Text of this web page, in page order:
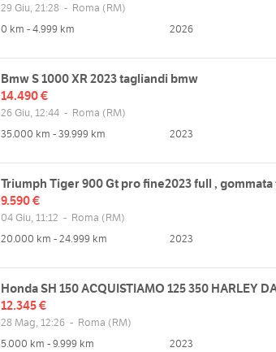
29 Giu, 21:28 - Roma (RM)
0 km - 4.999 km
2026
Bmw S 1000 XR 2023 tagliandi bmw
14.490 €
26 Giu, 12:44 - Roma (RM)
35.000 km - 39.999 km
2023
Triumph Tiger 900 Gt pro fine2023 full , gommata
9.590 €
04 Giu, 11:12 - Roma (RM)
20.000 km - 24.999 km
2023
Honda SH 150 ACQUISTIAMO 125 350 HARLEY
12.345 €
28 Mag, 12:26 - Roma (RM)
5.000 km - 9.999 km
2023